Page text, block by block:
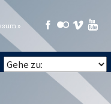
»